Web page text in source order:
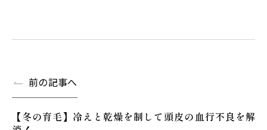
前の記事へ
【冬の育毛】冷えと乾燥を制して頭皮の血行不良を解